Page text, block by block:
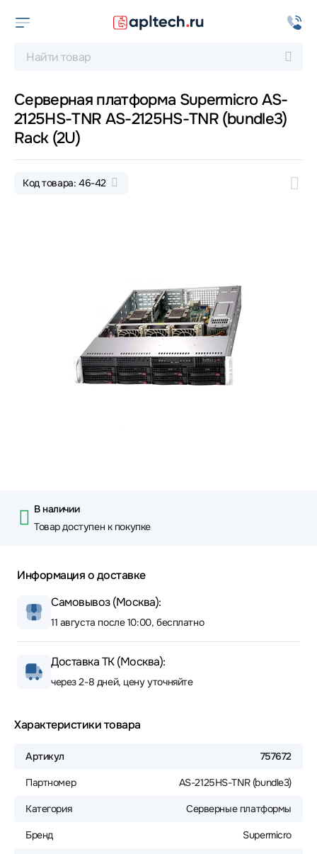
Серверная платформа Supermicro AS-
2125HS-TNR AS-2125HS-TNR (bundle3)
Rack (2U)
Код товара: 46-42
В наличии
Товар доступен к покупке
Информация о доставке
Самовывоз (Москва):
11 августа после 10:00, бесплатно
Доставка ТК (Москва):
через 2-8 дней, цену уточняйте
Характеристики товара
Артикул 757672
Партномер AS-2125HS-TNR (bundle3)
Категория Серверные платформы
Бренд Supermicro